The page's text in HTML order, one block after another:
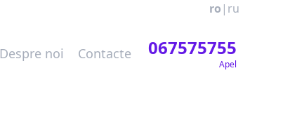
ro | ru
Despre noi Contacte 067575755
Apel